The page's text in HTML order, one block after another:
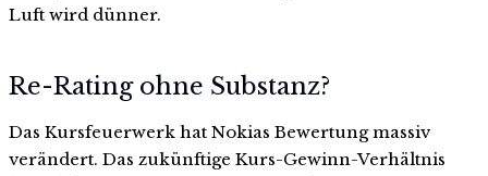
Luft wird dünner.
Re-Rating ohne Substanz?
Das Kursfeuerwerk hat Nokias Bewertung massiv
verändert. Das zukünftige Kurs-Gewinn-Verhältnis